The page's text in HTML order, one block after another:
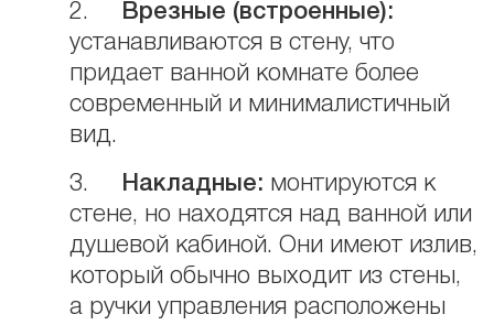
2.
Врезные (встроенные):
устанавливаются в стену, что
придает ванной комнате более
современный и минималистичный
вид.
3. Накладные: монтируются к
стене, но находятся над ванной или
душевой кабиной. Они имеют излив,
который обычно выходит из стены,
а ручки управления расположены